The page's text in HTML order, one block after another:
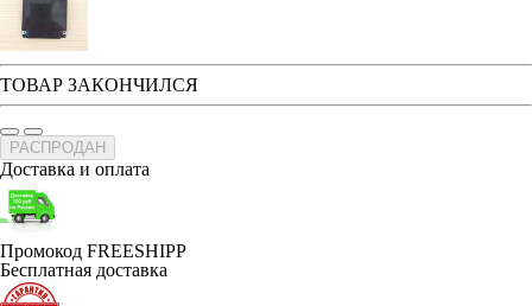
ТОВАР ЗАКОНЧИЛСЯ
РАСПРОДАН
Доставка и оплата
Промокод FREESHIPP
Бесплатная доставка